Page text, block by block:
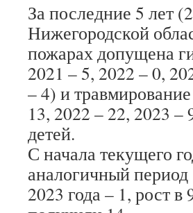
За последние 5 лет
Нижегородской
пожарах допущена
2021 – 5, 2022 – 0,
– 4) и
13, 2022 – 22, 2023 –
детей.
С начала текущего
аналогичный период
2023 года – 1, рост